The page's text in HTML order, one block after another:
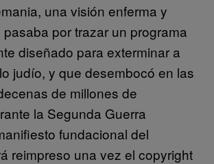
una visión enferma y
por trazar un programa
diseñado para exterminar a
judío, y que desembocó en las
de millones de
la Segunda Guerra
fundacional del
reimpreso una vez el copyright